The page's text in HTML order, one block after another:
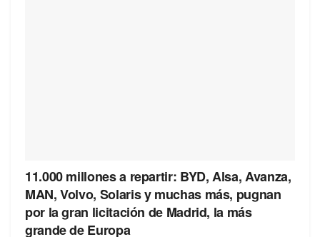
11.000 millones a repartir: BYD, Alsa, Avanza,
MAN, Volvo, Solaris y muchas más, pugnan
por la gran licitación de Madrid, la más
grande de Europa